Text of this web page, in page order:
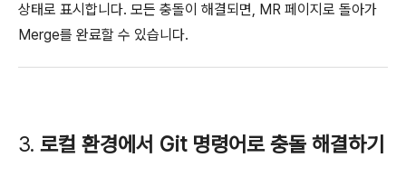
상태로 표시합니다. 모든 충돌이 해결되면, MR 페이지로 돌아가
Merge를 완료할 수 있습니다.
3. 로컬 환경에서 Git 명령어로 충돌 해결하기